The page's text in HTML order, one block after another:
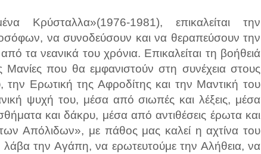
Κρύσταλλα»(1976-1981), επικαλείται την
να συνοδεύσουν και να θεραπεύσουν την
τα νεανικά του χρόνια. Επικαλείται τη βοήθειά
Μανίες που θα εμφανιστούν στη συνέχεια στους
την Ερωτική της Αφροδίτης και την Μαντική του
ψυχή του, μέσα από σιωπές και λέξεις, μέσα
και δάκρυ, μέσα από αντιθέσεις έρωτα και
Απόλιδων», με πάθος μας καλεί η αχτίνα του
την Αγάπη, να ερωτευτούμε την Αλήθεια, να